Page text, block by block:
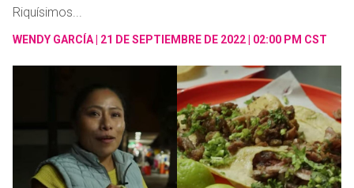
Riquísimos...
WENDY GARCÍA 21 DE SEPTIEMBRE DE 2022 | 02:00 PM CST